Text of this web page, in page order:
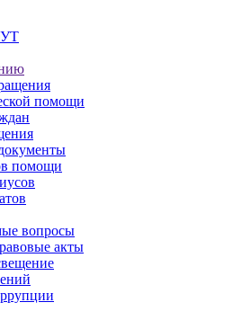
помощи
помощи
вопросы
акты